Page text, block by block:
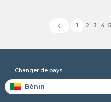
chevron_left 1 2 3 4 5
Changer de pays